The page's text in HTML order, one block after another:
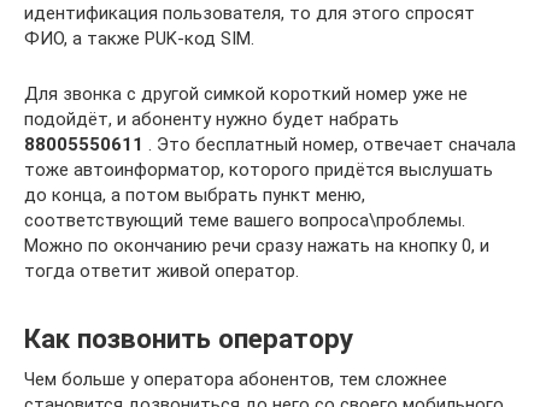
идентификация пользователя, то для этого спросят
ФИО, а также PUK-код SIM.
Для звонка с другой симкой короткий номер уже не
подойдёт, и абоненту нужно будет набрать
88005550611
. Это бесплатный номер, отвечает сначала
тоже автоинформатор, которого придётся выслушать
до конца, а потом выбрать пункт меню,
соответствующий теме вашего вопроса\проблемы.
Можно по окончанию речи сразу нажать на кнопку 0, и
тогда ответит живой оператор.
Как позвонить оператору
Чем больше у оператора абонентов, тем сложнее